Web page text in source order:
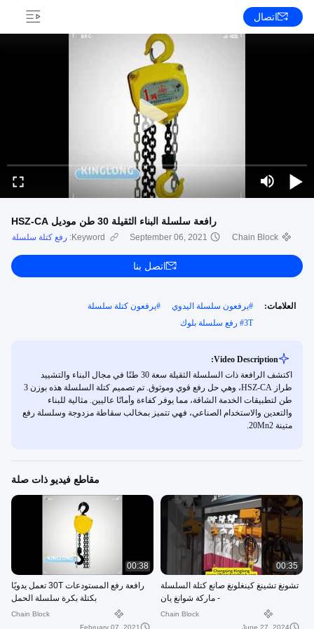
اتصال
رافعة سلسلة البناء الثقيلة 30 طن موديل HSZ-CA
Chain Block
September 06, 2021
Keyword: رفع كتلة سلسلة
اتصل بنا
العلامات: #يرفعون سلسلة اليدوي #يرفعون كتلة سلسلة
#3T رفع سلسلة بلوك
Video Description:
اكتشف الرافعة ذات السلسلة الثقيلة سعة 30 طنًا في مجال البناء والتشييد
طراز HSZ-CA، وهي حل رفع قوي وموثوق. تم تصميم كتلة السلسلة هذه بوزن 3
طن لتطبيقات الخدمة الشاقة، مما يوفر كفاءة وأمانًا عاليين. مثالية للبناء
والتعدين والاستخدام الصناعي، فهي تتميز بمخالب سقاطة مزدوجة وسلسلة رفع
متينة 20Mn2.
مقاطع فيديو ذات صلة
00:35
تشونغ تشينغ كينغلونغ صانع كتلة السلسلة
- ماركة شوانغ يان
Chain Block
June 27, 2024
00:38
رافعة رفع المستودعات 30T تعمل يدويًا
بكتلة بكرة سلسلة الحمل
Chain Block
February 07, 2021